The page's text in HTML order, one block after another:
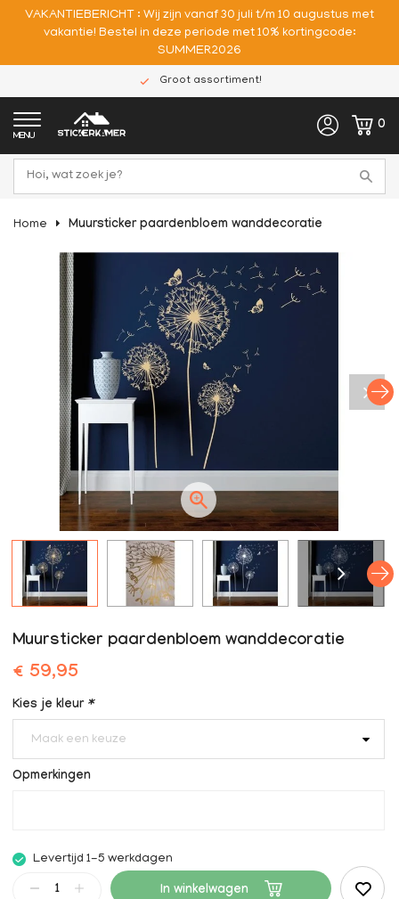
VAKANTIEBERICHT : Wij zijn vanaf 30 juli t/m 10 augustus met
vakantie! Bestel in deze periode met 10% kortingcode:
SUMMER2026
Groot assortiment!
MENU
0
Home Muursticker paardenbloem wanddecoratie
Muursticker paardenbloem wanddecoratie
€ 59,95
Kies je kleur *
Maak een keuze
Opmerkingen
Levertijd 1-5 werkdagen
In winkelwagen